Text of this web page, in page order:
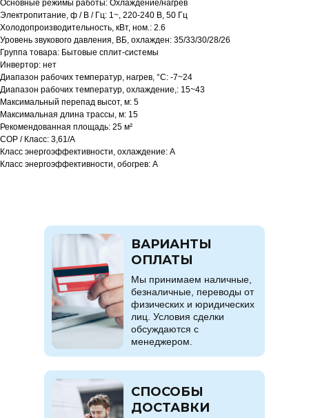
Основные режимы работы: Охлаждение/нагрев
Электропитание, ф / В / Гц: 1~, 220-240 В, 50 Гц
Холодопроизводительность, кВт, ном.: 2.6
Уровень звукового давления, ВБ, охлажден: 35/33/30/28/26
Группа товара: Бытовые сплит-системы
Инвертор: нет
Диапазон рабочих температур, нагрев, °C: -7~24
Диапазон рабочих температур, охлаждение,: 15~43
Максимальный перепад высот, м: 5
Максимальная длина трассы, м: 15
Рекомендованная площадь: 25 м²
COP / Класс: 3,61/A
Класс энергоэффективности, охлаждение: A
Класс энергоэффективности, обогрев: A
Мы принимаем наличные,
безналичные, переводы от
физических и юридических
лиц. Условия сделки
обсуждаются с
менеджером.
ВАРИАНТЫ
ОПЛАТЫ
СПОСОБЫ
ДОСТАВКИ